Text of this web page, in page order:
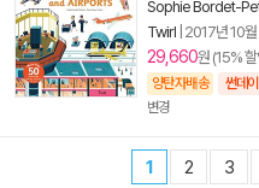
Sophie Bordet-
Twirl 2017년 10월
29,660원 (15%
양탄자배송 썬데
변경
1 2 3